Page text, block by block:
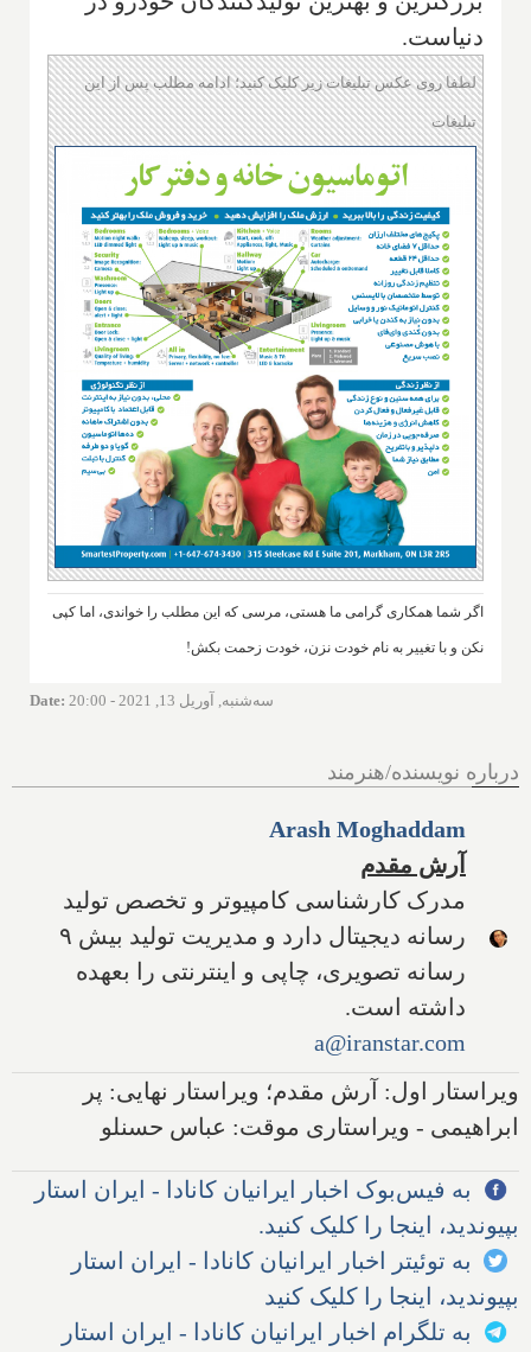
دنیاست.
لطفا روی عکس تبلیغات زیر کلیک کنید؛ ادامه مطلب پس از این
تبلیغات
اگر شما همکاری گرامی ما هستی، مرسی که این مطلب را خواندی، اما کپی
نکن و با تغییر به نام خودت نزن، خودت زحمت بکش!
Date: سه‌شنبه, آوریل 13, 2021 - 20:00
درباره نویسنده/هنرمند
Arash Moghaddam
آرش مقدم
مدرک کارشناسی کامپیوتر و تخصص تولید
رسانه دیجیتال دارد و مدیریت تولید بیش ۹
رسانه تصویری، چاپی و اینترنتی را بعهده
داشته است.
a@iranstar.com
ویراستار اول: آرش مقدم؛ ویراستار نهایی: پر
ابراهیمی - ویراستاری موقت: عباس حسنلو
به فیس‌بوک اخبار ایرانیان کانادا - ایران استار
بپیوندید، اینجا را کلیک کنید.
به توئیتر اخبار ایرانیان کانادا - ایران استار
بپیوندید، اینجا را کلیک کنید
به تلگرام اخبار ایرانیان کانادا - ایران استار